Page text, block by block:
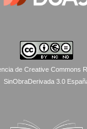
de Creative Commons
SinObraDerivada 3.0